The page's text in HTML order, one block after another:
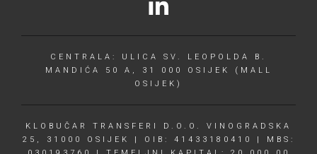
CENTRALA: ULICA SV. LEOPOLDA B.
MANDIĆA 50 A, 31 000 OSIJEK (MALL
OSIJEK)
KLOBUČAR TRANSFERI D.O.O. VINOGRADSKA
25, 31000 OSIJEK | OIB: 41433180410 | MBS: